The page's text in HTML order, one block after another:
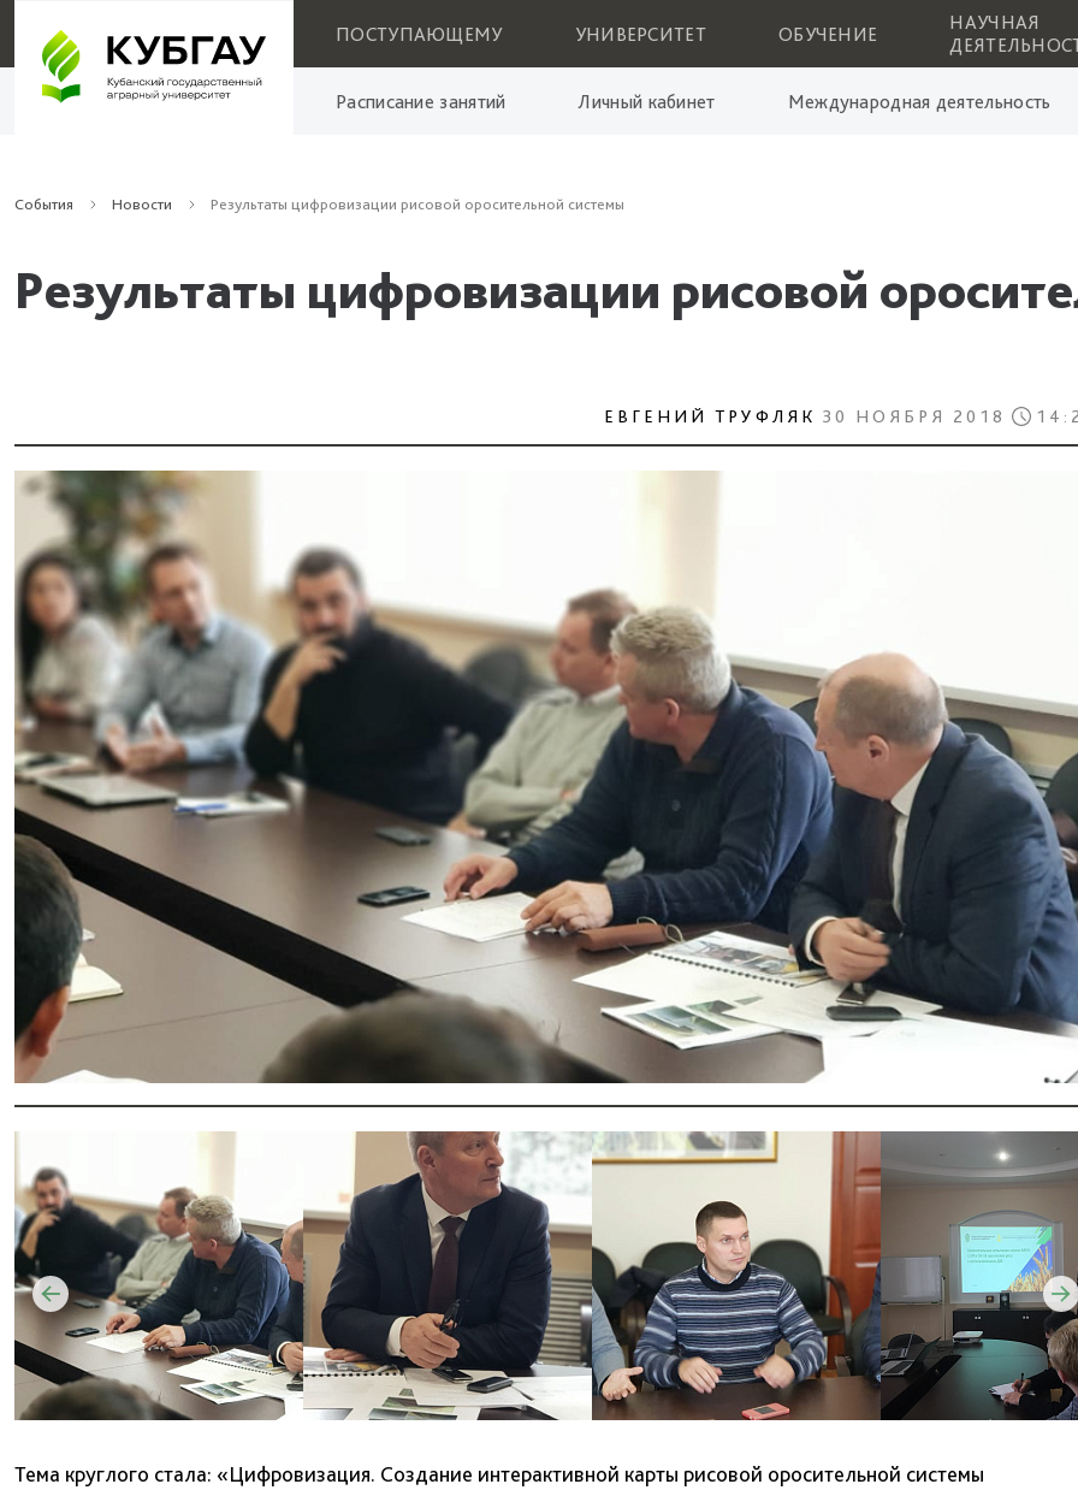
ПОСТУПАЮЩЕМУ УНИВЕРСИТЕТ ОБУЧЕНИЕ
НАУЧНАЯ
Расписание занятий Личный кабинет Международная деятельность
События Новости Результаты цифровизации рисовой оросительной системы
Результаты цифровизации рисовой
ЕВГЕНИЙ ТРУФЛЯК 30 НОЯБРЯ 2018
Тема круглого стала: «Цифровизация. Создание интерактивной карты рисовой оросительной системы